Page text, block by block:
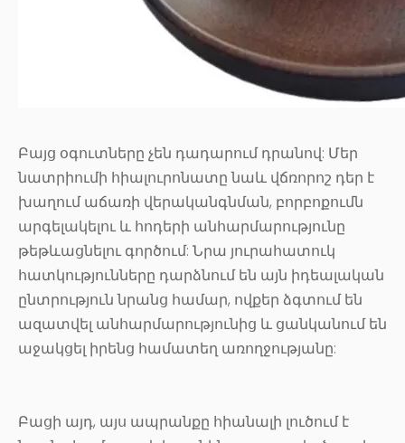
Բայց օգուտները չեն դադարում դրանով: Մեր
նատրիումի հիալուրոնատը նաև վճռորոշ դեր է
խաղում աճառի վերականգնման, բորբոքումն
արգելակելու և հոդերի անհարմարությունը
թեթևացնելու գործում: Նրա յուրահատուկ
հատկությունները դարձնում են այն իդեալական
ընտրություն նրանց համար, ովքեր ձգտում են
ազատվել անհարմարությունից և ցանկանում են
աջակցել իրենց համատեղ առողջությանը:
Բացի այդ, այս ապրանքը հիանալի լուծում է